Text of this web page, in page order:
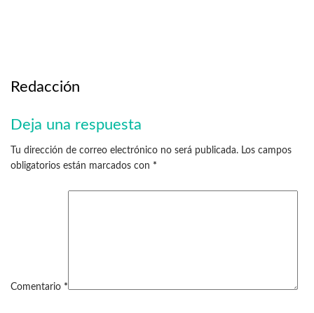
Redacción
Deja una respuesta
Tu dirección de correo electrónico no será publicada. Los campos
obligatorios están marcados con *
Comentario *